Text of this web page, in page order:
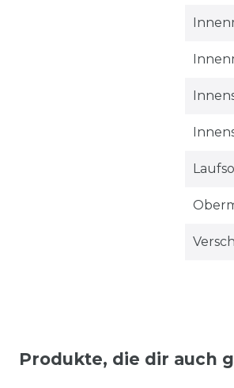
Produkte, die dir auch